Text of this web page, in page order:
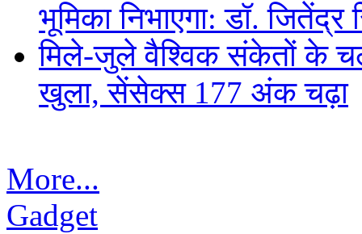
भूमिका निभाएगा: डॉ. जितेंद्र
मिले-जुले वैश्विक संकेतों के
खुला, सेंसेक्स 177 अंक चढ़ा
More...
Gadget